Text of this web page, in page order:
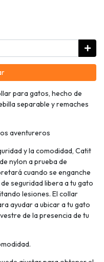
para gatos, hecho de
separable y remaches
aventureros
y la comodidad, Catit
nylon a prueba de
cuando se enganche
seguridad libera a tu gato
lesiones. El collar
ayudar a ubicar a tu gato
de la presencia de tu